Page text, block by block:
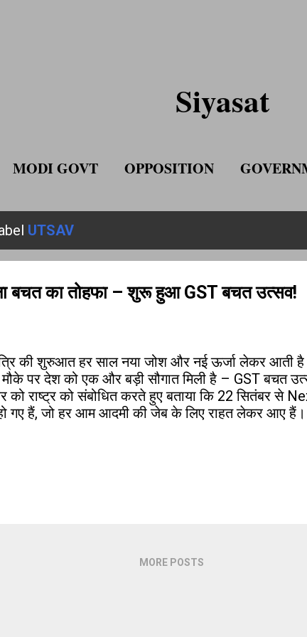
Siyasat
MODI GOVT OPPOSITION
UTSAV
बचत का तोहफा – शुरू हुआ GST बचत उत्सव!
की शुरुआत हर साल नया जोश और नई ऊर्जा लेकर आती
मौके पर देश को एक और बड़ी सौगात मिली है – GST बचत
को राष्ट्र को संबोधित करते हुए बताया कि 22 सितंबर से
गए हैं, जो हर आम आदमी की जेब के लिए राहत लेकर आए हैं।
MORE POSTS